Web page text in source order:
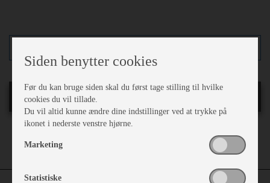
Siden benytter cookies
Før du kan bruge siden skal du først tage stilling til hvilke
cookies du vil tillade.
Du vil altid kunne ændre dine indstillinger ved at trykke på
ikonet i nederste venstre hjørne.
Marketing
Statistiske